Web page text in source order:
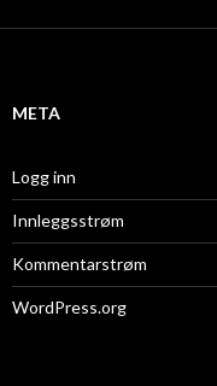
i
META
Logg inn
Innleggsstrøm
Kommentarstrøm
WordPress.org